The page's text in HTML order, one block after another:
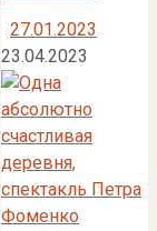
27.01.2023
23.04.2023